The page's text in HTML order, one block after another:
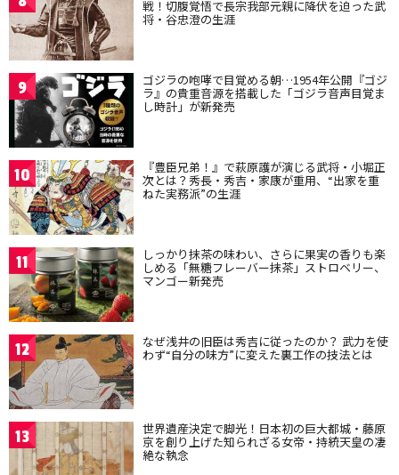
戦！切腹覚悟で長宗我部元親に降伏を迫った武
将・谷忠澄の生涯
9 ゴジラの咆哮で目覚める朝…1954年公開『ゴジ
ラ』の貴重音源を搭載した「ゴジラ音声目覚ま
し時計」が新発売
10 『豊臣兄弟！』で萩原護が演じる武将・小堀正
次とは？秀長・秀吉・家康が重用、“出家を重
ねた実務派”の生涯
11 しっかり抹茶の味わい、さらに果実の香りも楽
しめる「無糖フレーバー抹茶」ストロベリー、
マンゴー新発売
12 なぜ浅井の旧臣は秀吉に従ったのか？ 武力を使
わず“自分の味方”に変えた裏工作の技法とは
13 世界遺産決定で脚光！日本初の巨大都城・藤原
京を創り上げた知られざる女帝・持統天皇の凄
絶な執念